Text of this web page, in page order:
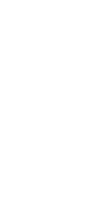
supporto 0 in